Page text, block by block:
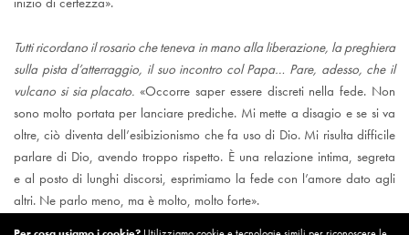
Tutti ricordano il rosario che teneva in mano alla liberazione, la preghiera
sulla pista d’atterraggio, il suo incontro col Papa… Pare, adesso, che il
vulcano si sia placato. «Occorre saper essere discreti nella fede. Non
sono molto portata per lanciare prediche. Mi mette a disagio e se si va
oltre, ciò diventa dell’esibizionismo che fa uso di Dio. Mi risulta difficile
parlare di Dio, avendo troppo rispetto. È una relazione intima, segreta
e al posto di lunghi discorsi, esprimiamo la fede con l’amore dato agli
altri. Ne parlo meno, ma è molto, molto forte».